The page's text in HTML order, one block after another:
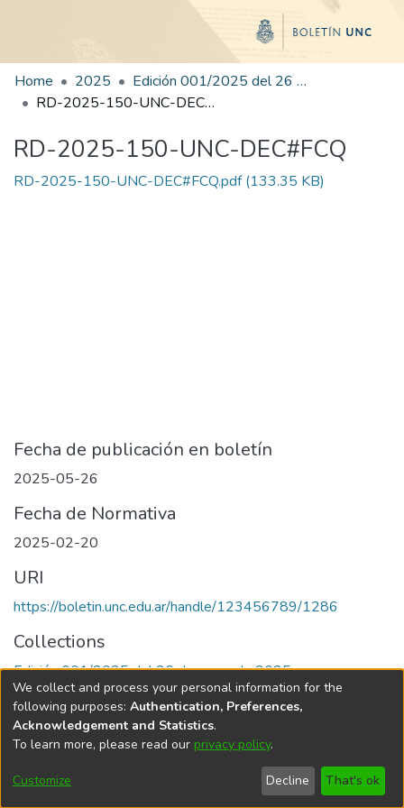
Home 2025
Edición 001/2025 del 26 de mayo de 2025
RD-2025-150-UNC-DEC#FCQ
RD-2025-150-UNC-DEC#FCQ
RD-2025-150-UNC-DEC#FCQ.pdf(133.35 KB)
Fecha de publicación en boletín
2025-05-26
Fecha de Normativa
2025-02-20
URI
https://boletin.unc.edu.ar/handle/123456789/1286
Collections
Edición 001/2025 del 26 de mayo de 2025
Universidad Nacional de Córdoba
We collect and process your personal information for the
following purposes: Authentication, Preferences,
Acknowledgement and Statistics.
To learn more, please read our privacy policy.
Customize Decline That's ok